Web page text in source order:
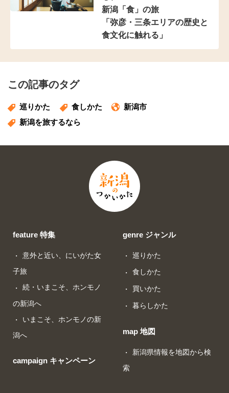
新潟「食」の旅
「弥彦・三条エリアの歴史と
食文化に触れる」
この記事のタグ
巡りかた 食しかた
新潟市
新潟を旅するなら
feature 特集
意外と近い、にいがた女
子旅
続・いまこそ、ホンモノ
の新潟へ
いまこそ、ホンモノの新
潟へ
campaign キャンペーン
genre ジャンル
巡りかた
食しかた
買いかた
暮らしかた
map 地図
新潟県情報を地図から検
索